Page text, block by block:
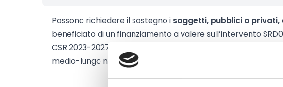
Possono richiedere il sostegno i soggetti, pubblici o privati,
beneficiato di un finanziamento a valere sull’intervento
CSR 2023-2027 e che abbiano realizzato impianti di
medio-lungo nell’anno precedente la presentazione della